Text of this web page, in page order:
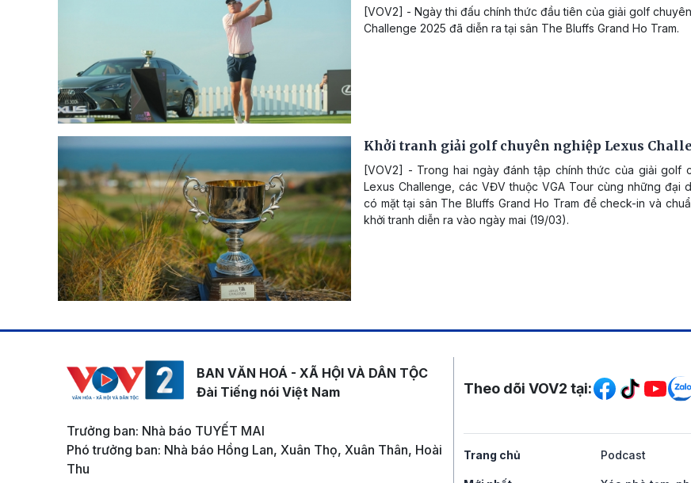
[VOV2] - Ngày thi đấu chính thức đầu tiên của giải golf
Challenge 2025 đã diễn ra tại sân The Bluffs Grand Ho Tram.
Khởi tranh giải golf chuyên nghiệp Lexus
[VOV2] - Trong hai ngày đánh tập chính thức của giải golf
Lexus Challenge, các VĐV thuộc VGA Tour cùng những đại
có mặt tại sân The Bluffs Grand Ho Tram để check-in và
khởi tranh diễn ra vào ngày mai (19/03).
BAN VĂN HOÁ - XÃ HỘI VÀ DÂN TỘC
Đài Tiếng nói Việt Nam
Trưởng ban: Nhà báo TUYẾT MAI
Phó trưởng ban: Nhà báo Hồng Lan, Xuân Thọ, Xuân Thân, Hoài
Thu
Mạng xã hội
Theo dõi VOV2 tại:
Trang chủ Podcast